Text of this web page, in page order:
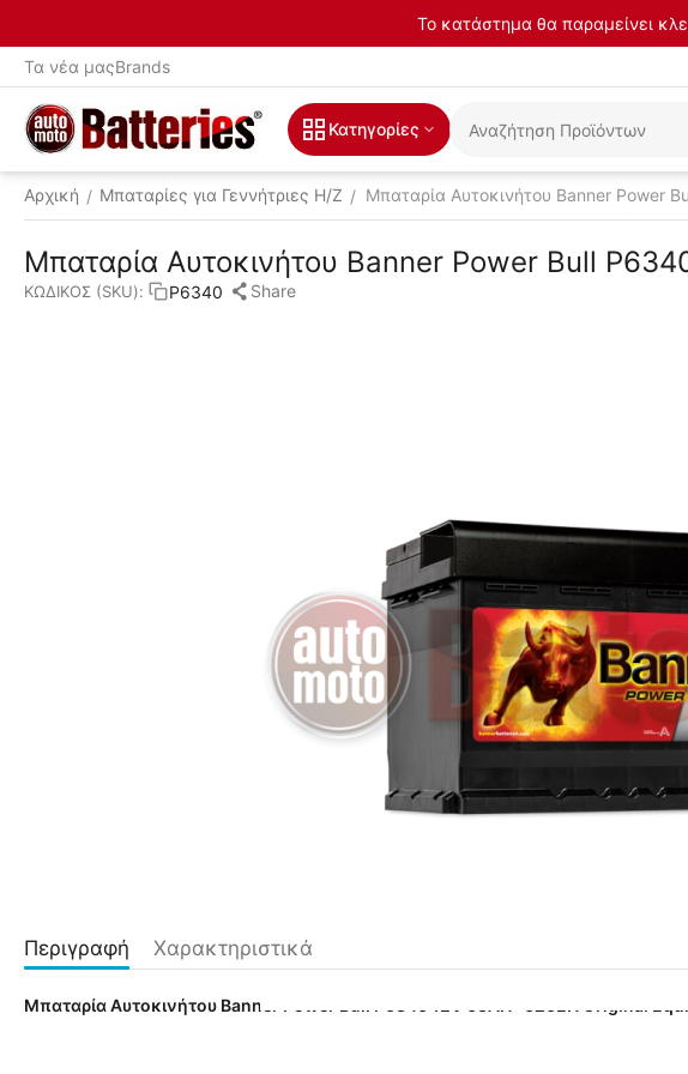
Το κατάστημα θα παραμείνει
Τα νέα μαςBrands
Κατηγορίες
Αρχική / Μπαταρίες για Γεννήτριες H/Z / Μπαταρία Αυτοκινήτου Banner Power
Μπαταρία Αυτοκινήτου Banner Power Bull
ΚΩΔΙΚΟΣ (SKU): P6340 Share
Περιγραφή Χαρακτηριστικά
Μπαταρία Αυτοκινήτου Banner Power Bull P6340 12V 63AH- 620EN Original